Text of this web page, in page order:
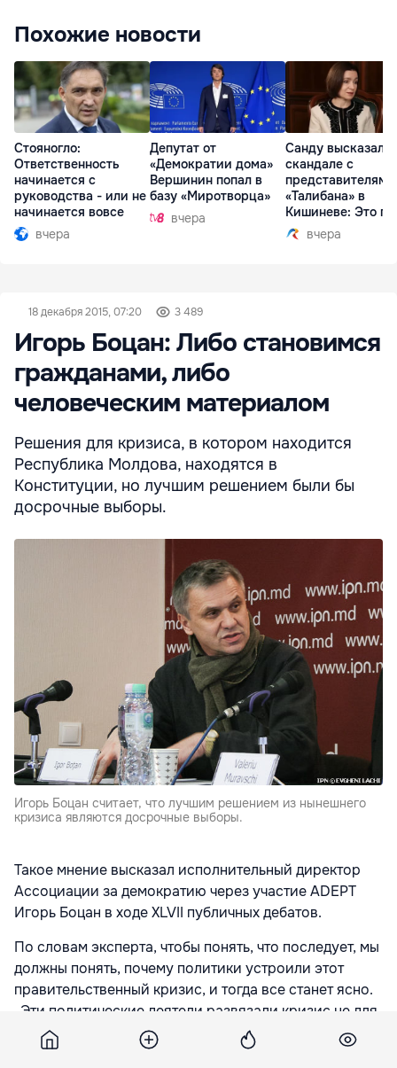
Похожие новости
Стояногло:
Ответственность
начинается с
руководства - или не
начинается вовсе
вчера
Депутат от
«Демократии дома»
Вершинин попал в
базу «Миротворца»
вчера
Санду
скандале с
представителями
«Талибана» в
Кишиневе: Это
вчера
18 декабря 2015, 07:20 3 489
Игорь Боцан: Либо становимся
гражданами, либо
человеческим материалом
Решения для кризиса, в котором находится
Республика Молдова, находятся в
Конституции, но лучшим решением были бы
досрочные выборы.
Игорь Боцан считает, что лучшим решением из нынешнего
кризиса являются досрочные выборы.
Такое мнение высказал исполнительный директор
Ассоциации за демократию через участие ADEPT
Игорь Боцан в ходе XLVII публичных дебатов.
По словам эксперта, чтобы понять, что последует, мы
должны понять, почему политики устроили этот
правительственный кризис, и тогда все станет ясно.
„Эти политические деятели развязали кризис не для
того, чтобы пойти на досрочные выборы, а для того,
чтобы организовать все так, чтобы те, о которых